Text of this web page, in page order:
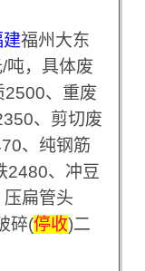
福州大东
吨，具体废
2500、重废
、剪切废
、纯钢筋
2480、冲豆
扁管头
碎(停收)二